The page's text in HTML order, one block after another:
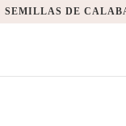
SEMILLAS DE